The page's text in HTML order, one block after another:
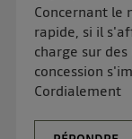
Concernant le
rapide, si il
charge sur
concession
Cordialement